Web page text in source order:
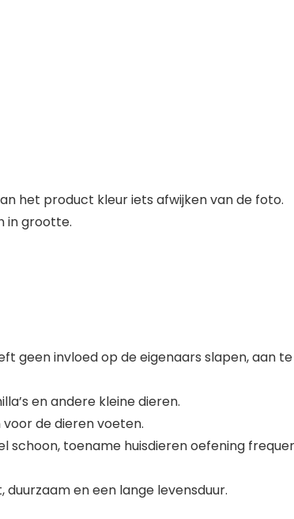
het product kleur iets afwijken van de foto.
in grootte.
geen invloed op de eigenaars slapen, aan
en andere kleine dieren.
de dieren voeten.
schoon, toename huisdieren oefening
en een lange levensduur.